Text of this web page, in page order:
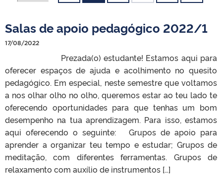
TELEFONES
Salas de apoio pedagógico 2022/1
17/08/2022
Prezada(o) estudante! Estamos aqui para
oferecer espaços de ajuda e acolhimento no quesito
pedagógico. Em especial, neste semestre que voltamos
a nos olhar olho no olho, queremos estar ao teu lado te
oferecendo oportunidades para que tenhas um bom
desempenho na tua aprendizagem. Para isso, estamos
aqui oferecendo o seguinte: Grupos de apoio para
aprender a organizar teu tempo e estudar; Grupos de
meditação, com diferentes ferramentas. Grupos de
relaxamento com auxílio de instrumentos […]